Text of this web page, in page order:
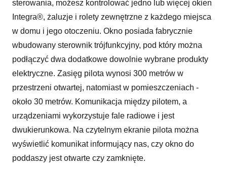
sterowania, możesz kontrolować jedno lub więcej okien
Integra®, żaluzje i rolety zewnętrzne z każdego miejsca
w domu i jego otoczeniu. Okno posiada fabrycznie
wbudowany sterownik trójfunkcyjny, pod który można
podłączyć dwa dodatkowe dowolnie wybrane produkty
elektryczne. Zasięg pilota wynosi 300 metrów w
przestrzeni otwartej, natomiast w pomieszczeniach -
około 30 metrów. Komunikacja między pilotem, a
urządzeniami wykorzystuje fale radiowe i jest
dwukierunkowa. Na czytelnym ekranie pilota można
wyświetlić komunikat informujący nas, czy okno do
poddaszy jest otwarte czy zamknięte.